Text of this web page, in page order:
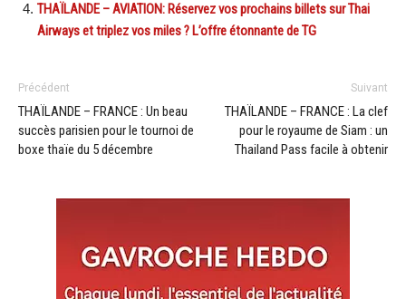
THAÏLANDE – AVIATION: Réservez vos prochains billets sur Thai
Airways et triplez vos miles ? L’offre étonnante de TG
Précédent
THAÏLANDE – FRANCE : Un beau
succès parisien pour le tournoi de
boxe thaïe du 5 décembre
Suivant
THAÏLANDE – FRANCE : La clef
pour le royaume de Siam : un
Thailand Pass facile à obtenir